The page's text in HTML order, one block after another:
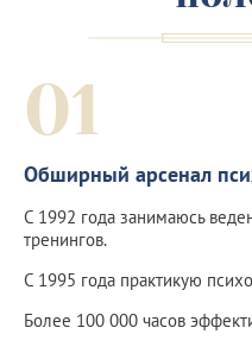
01
Обширный арсенал
С 1992 года занимаюсь
тренингов.
С 1995 года практикую
Более 100 000 часов